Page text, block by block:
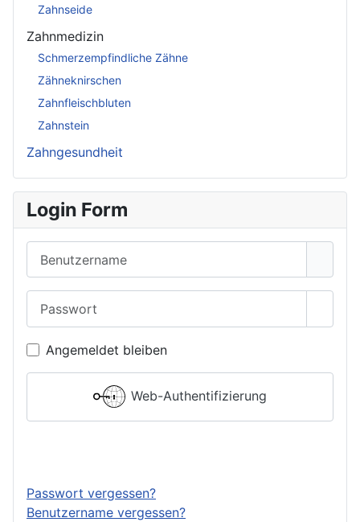
Zahnseide
Zahnmedizin
Schmerzempfindliche Zähne
Zähneknirschen
Zahnfleischbluten
Zahnstein
Zahngesundheit
Login Form
Angemeldet bleiben
Web-Authentifizierung
Passwort vergessen?
Benutzername vergessen?